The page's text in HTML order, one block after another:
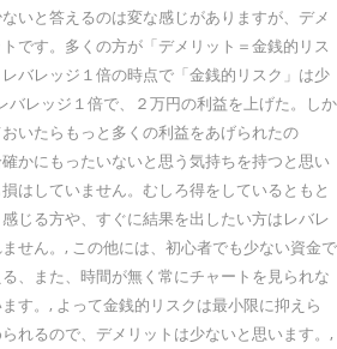
いと答えるのは変な感じがありますが、デメ
です。多くの方が「デメリット＝金銭的リス
バレッジ１倍の時点で「金銭的リスク」は少
バレッジ１倍で、２万円の利益を上げた。しか
いたらもっと多くの利益をあげられたの
かにもったいないと思う気持ちを持つと思い
はしていません。むしろ得をしているともと
じる方や、すぐに結果を出したい方はレバレ
せん。, この他には、初心者でも少ない資金で
、また、時間が無く常にチャートを見られな
す。, よって金銭的リスクは最小限に抑えら
れるので、デメリットは少ないと思います。,